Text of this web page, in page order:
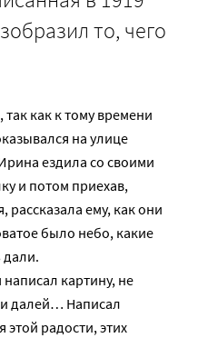
то, чего
как к тому времени
на улице
ездила со своими
и потом приехав,
рассказала ему, как они
было небо, какие
картину, не
далей… Написал
радости, этих